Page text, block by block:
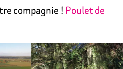
compagnie ! Poulet de